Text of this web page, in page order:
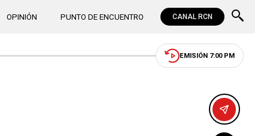
OPINIÓN PUNTO DE ENCUENTRO CANAL RCN
EMISIÓN 7:00 PM